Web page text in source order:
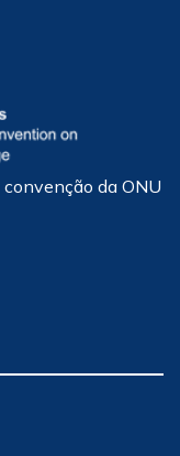
da ONU